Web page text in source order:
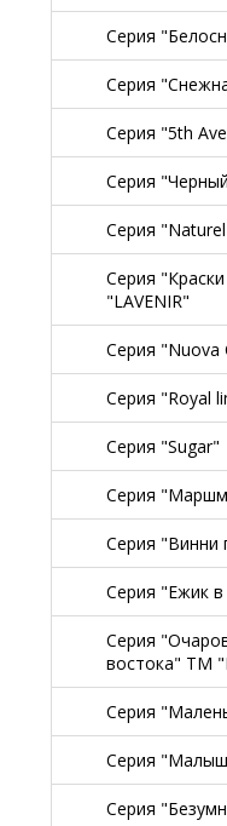
Серия
Серия
Серия "5th
Серия
Серия
Серия
"LAVENIR"
Серия "Nuova
Серия "Royal
Серия "Sugar"
Серия
Серия "Винни
Серия "Ежик
Серия
востока" TM
Серия
Серия
Серия